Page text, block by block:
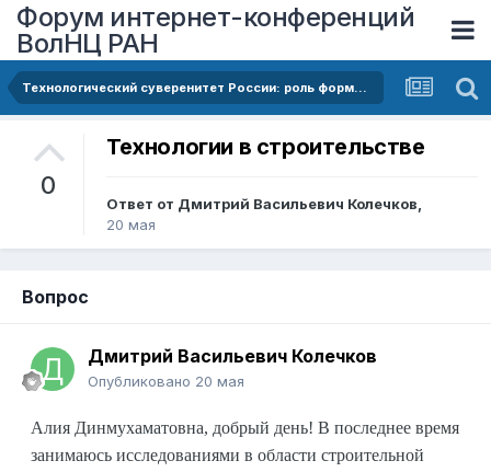
Форум интернет-конференций
ВолНЦ РАН
Технологический суверенитет России: роль формирования диверсифицированной специализации экономики и повышения ее сложности
0
Технологии в строительстве
Ответ от Дмитрий Васильевич Колечков,
20 мая
Вопрос
Дмитрий Васильевич Колечков
Опубликовано 20 мая
Алия Динмухаматовна, добрый день! В последнее время
занимаюсь исследованиями в области строительной